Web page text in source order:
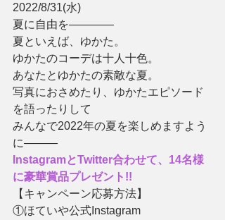
2022/8/31(水)
夏に自由を――――
夏といえば、ゆかた。
ゆかたのコーデは十人十色。
あなたとゆかたの素敵な夏。
写真におさめたり、ゆかたエピソード
を語ったりして
みんなで2022年の夏を楽しめますよう
に―――
InstagramとTwitter合わせて、14名様
に豪華賞品プレゼント!!
【キャンペーン応募方法】
①ほていや公式Instagram